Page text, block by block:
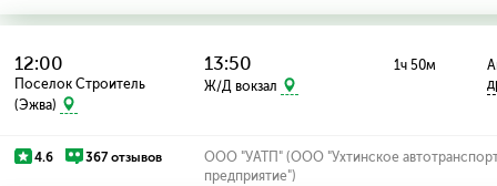
12:00
Поселок Строитель
(Эжва)
13:50
Ж/Д вокзал
1ч 50м
4.6 367 отзывов
ООО "УАТП" (ООО "Ухтинское
предприятие")